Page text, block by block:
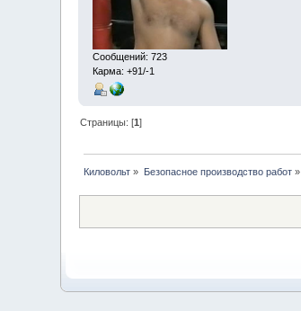
Сообщений: 723
Карма: +91/-1
Страницы: [1]
Киловольт » Безопасное производство работ»